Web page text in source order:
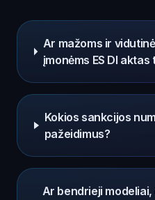
Ar mažoms ir
įmonėms ES DI aktas
Kokios sankcijos
pažeidimus?
Ar bendrieji modeliai,